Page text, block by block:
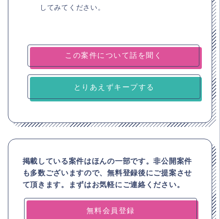
してみてください。
とりあえずキープする
掲載している案件はほんの一部です。非公開案件
も多数ございますので、無料登録後にご提案させ
て頂きます。まずはお気軽にご連絡ください。
無料会員登録